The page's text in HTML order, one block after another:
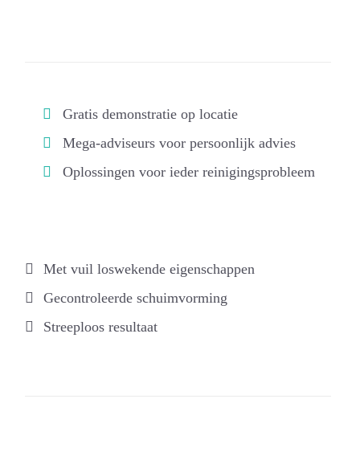
Gratis demonstratie op locatie
Mega-adviseurs voor persoonlijk advies
Oplossingen voor ieder reinigingsprobleem
Met vuil loswekende eigenschappen
Gecontroleerde schuimvorming
Streeploos resultaat